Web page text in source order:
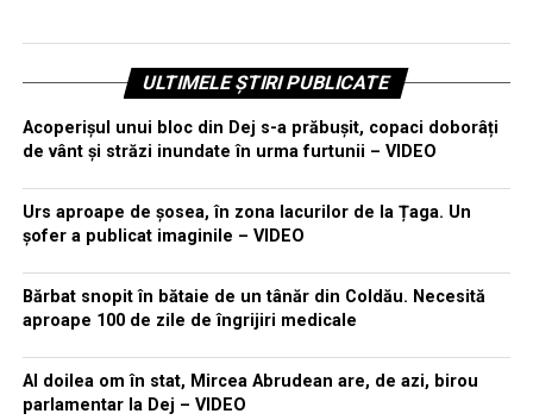
ULTIMELE ȘTIRI PUBLICATE
Acoperișul unui bloc din Dej s-a prăbușit, copaci doborâți
de vânt și străzi inundate în urma furtunii – VIDEO
Urs aproape de șosea, în zona lacurilor de la Țaga. Un
șofer a publicat imaginile – VIDEO
Bărbat snopit în bătaie de un tânăr din Coldău. Necesită
aproape 100 de zile de îngrijiri medicale
Al doilea om în stat, Mircea Abrudean are, de azi, birou
parlamentar la Dej – VIDEO